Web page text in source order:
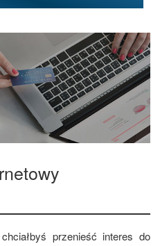
przenieść interes do